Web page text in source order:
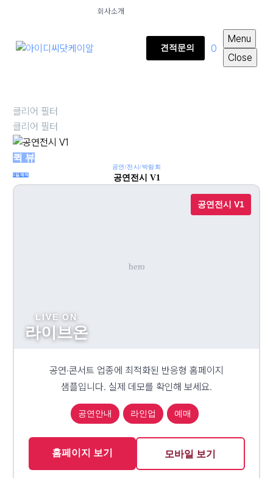
회사소개
견적문의 0
Menu
Close
클리어 필터
클리어 필터
퀵 뷰
5일제작
공연/전시/박람회
공연전시 V1
LIVE ON
라이브온
공연전시 V1
공연·콘서트 업종에 최적화된 반응형 홈페이지
샘플입니다. 실제 데모를 확인해 보세요.
공연안내 라인업 예매
홈페이지 보기 모바일 보기